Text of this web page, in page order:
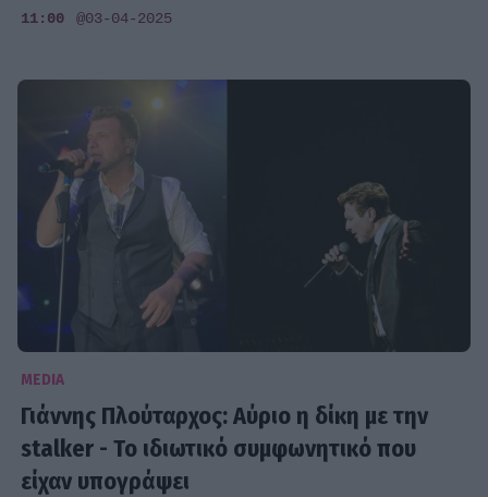
11:00 @03-04-2025
MEDIA
Γιάννης Πλούταρχος: Αύριο η δίκη με την
stalker - Το ιδιωτικό συμφωνητικό που
είχαν υπογράψει